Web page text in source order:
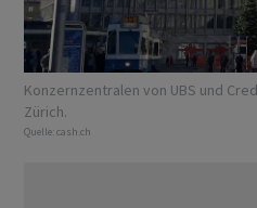
Konzernzentralen von UBS und
Zürich.
Quelle: cash.ch